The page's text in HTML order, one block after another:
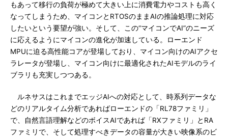
もあって移行の負荷が極めて大きい上に消費電力やコストも高く
なってしまうため、マイコンとRTOSのままAIの推論処理に対応
したいという要望が強い。そして、この“マイコンでAI”のニーズ
に応えるようにマイコンの進化が加速している。ローエンド
MPUに迫る高性能コアが登場しており、マイコン向けのAIアクセ
ラレータが登場し、マイコン向けに最適化されたAIモデルのライ
ブラリも充実しつつある。
ルネサスはこれまでエッジAIへの対応として、時系列データな
どのリアルタイム分析であればローエンドの「RL78ファミリ」
で、自然言語理解などのボイスAIであれば「RXファミリ」とRA
ファミリで、そして処理すべきデータの容量が大きい映像系のビ